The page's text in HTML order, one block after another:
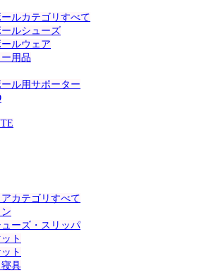
ルカテゴリすべて
ルシューズ
ルウェア
用品
ル用サポーター
カテゴリすべて
ーズ・スリッパ
ト
ト
具